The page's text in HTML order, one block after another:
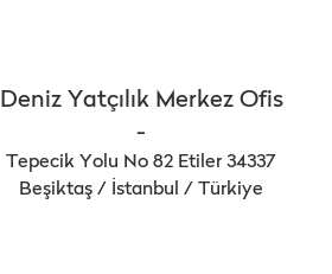
Deniz Yatçılık Merkez Ofis
-
Tepecik Yolu No 82 Etiler 34337
Beşiktaş / İstanbul / Türkiye